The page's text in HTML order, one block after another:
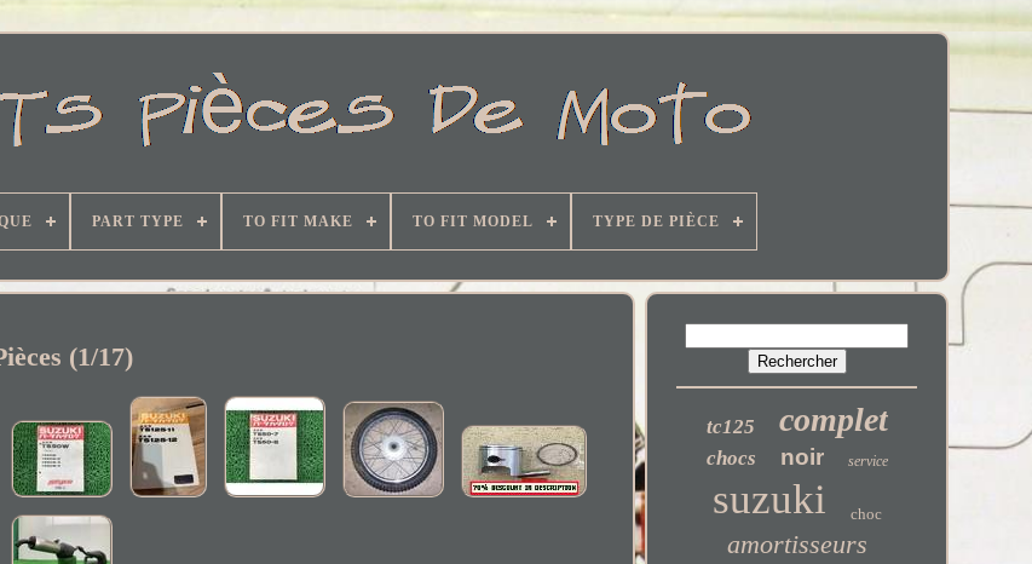
PART TYPE TO FIT MAKE TO FIT MODEL TYPE DE PIÈCE
(1/17)
tc125 complet
chocs noir service
suzuki choc
amortisseurs